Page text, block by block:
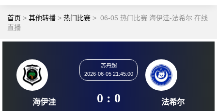
首页 > 其他转播 > 热门比赛 > 06-05 热门比赛 海伊洼-法希尔 在线
直播
2026-06-05 21:45:00